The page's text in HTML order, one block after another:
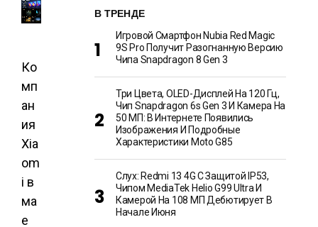
Ко
мп
ан
ия
Xia
om
i в
ма
е
В ТРЕНДЕ
Игровой Смартфон Nubia Red Magic
9S Pro Получит Разогнанную Версию
Чипа Snapdragon 8 Gen 3
Три Цвета, OLED-Дисплей На 120 Гц,
Чип Snapdragon 6s Gen 3 И Камера На
50 МП: В Интернете Появились
Изображения И Подробные
Характеристики Moto G85
Слух: Redmi 13 4G С Защитой IP53,
Чипом MediaTek Helio G99 Ultra И
Камерой На 108 МП Дебютирует В
Начале Июня